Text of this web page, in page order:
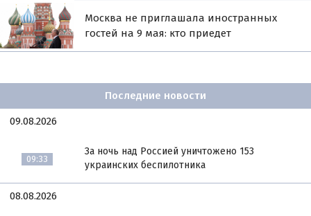
Москва не приглашала иностранных
гостей на 9 мая: кто приедет
Последние новости
09.08.2026
09:33
За ночь над Россией уничтожено 153
украинских беспилотника
08.08.2026